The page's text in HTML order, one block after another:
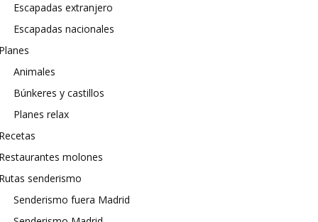
Escapadas extranjero
Escapadas nacionales
Animales
Búnkeres y castillos
Planes relax
molones
senderismo
Senderismo fuera Madrid